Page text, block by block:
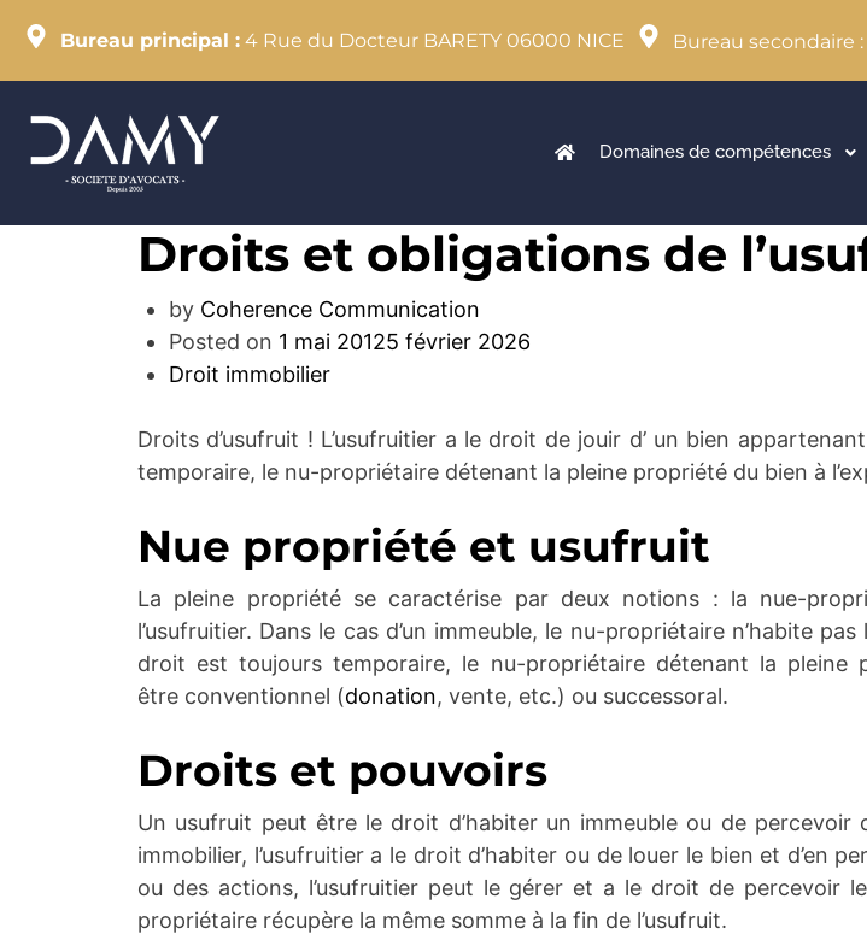
Bureau principal : 4 Rue du Docteur BARETY 06000 NICE Bureau secondaire
Domaines de compétences
Droits et obligations de
by Coherence Communication
Posted on 1 mai 20125 février 2026
Droit immobilier
Droits d’usufruit ! L’usufruitier a le droit de jouir d’ un bien
temporaire, le nu-propriétaire détenant la pleine propriété du bien à
Nue propriété et usufruit
La pleine propriété se caractérise par deux notions : la nue-
l’usufruitier. Dans le cas d’un immeuble, le nu-propriétaire n’habite
droit est toujours temporaire, le nu-propriétaire détenant la pleine
être conventionnel (donation, vente, etc.) ou successoral.
Droits et pouvoirs
Un usufruit peut être le droit d’habiter un immeuble ou de percevoir
immobilier, l’usufruitier a le droit d’habiter ou de louer le bien et d’en
ou des actions, l’usufruitier peut le gérer et a le droit de percevoir
propriétaire récupère la même somme à la fin de l’usufruit.